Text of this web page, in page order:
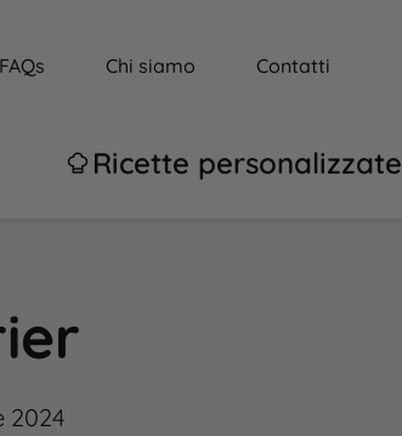
FAQs Chi siamo Contatti
Ricette personalizzate
2024